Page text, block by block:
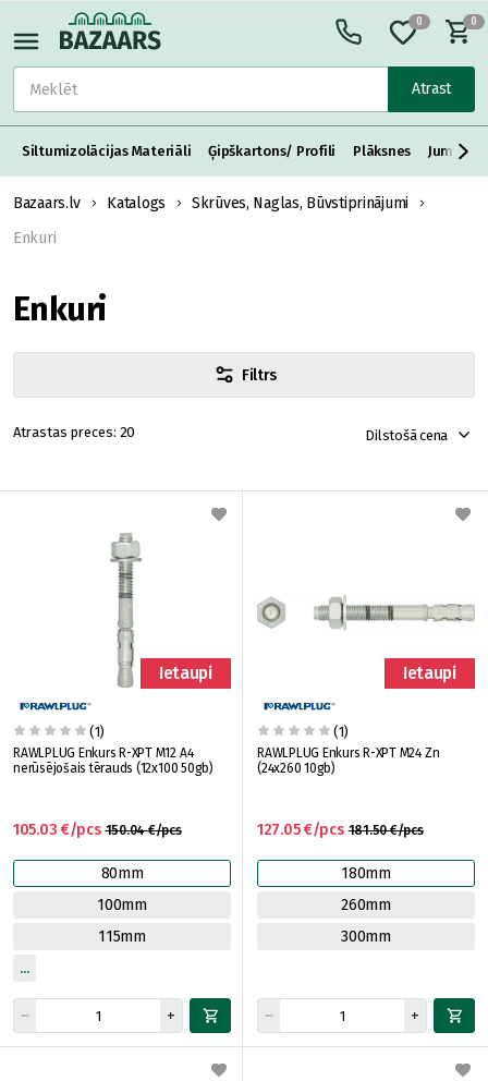
Atrast
0 0
Siltumizolācijas Materiāli Ģipškartons/ Profili Plāksnes Jumta
Bazaars.lv Katalogs
Skrūves, Naglas, Būvstiprinājumi
Enkuri
Enkuri
Filtrs
20 Dilstošā cena
Ietaupi
(1)
RAWLPLUG Enkurs R-XPT M12 A4
nerūsējošais tērauds (12x100 50gb)
150.04 €/pcs
105.03 €/pcs
80mm
100mm
115mm
Ietaupi
(1)
RAWLPLUG Enkurs R-XPT M24 Zn
(24x260 10gb)
181.50 €/pcs
127.05 €/pcs
180mm
260mm
300mm